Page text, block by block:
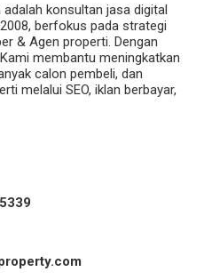
adalah konsultan jasa digital
berfokus pada strategi
& Agen properti. Dengan
membantu meningkatkan
calon pembeli, dan
melalui SEO, iklan berbayar,